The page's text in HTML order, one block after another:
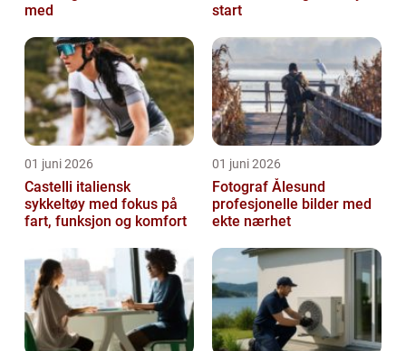
med
start
01 juni 2026
Castelli italiensk
sykkeltøy med fokus på
fart, funksjon og komfort
01 juni 2026
Fotograf Ålesund
profesjonelle bilder med
ekte nærhet